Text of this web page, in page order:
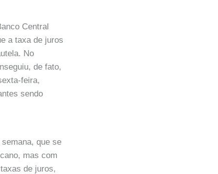
Central
a taxa de juros
No
de fato,
feira,
sendo
que se
mas com
de juros,